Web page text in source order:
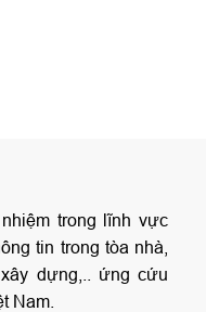
trong lĩnh vực
tin trong tòa nhà,
dựng,.. ứng cứu
Nam.